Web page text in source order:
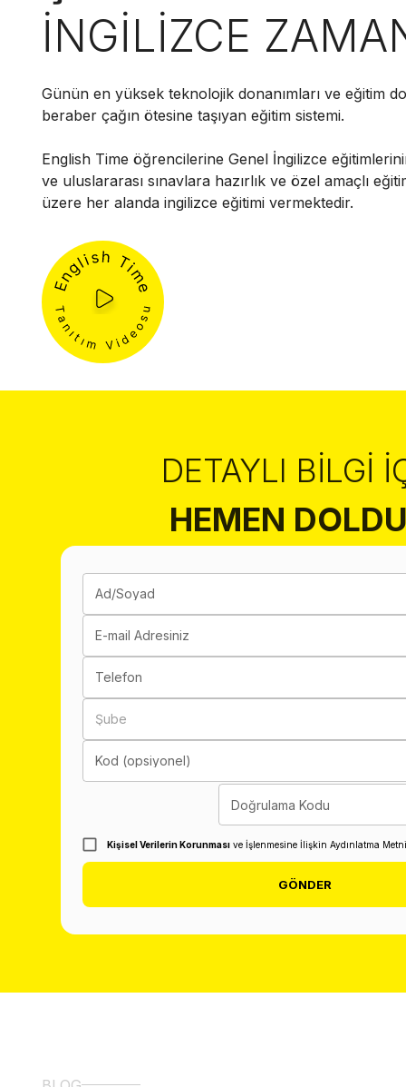
İNGİLİZCE
Günün en yüksek teknolojik donanımları ve eğitim
beraber çağın ötesine taşıyan eğitim sistemi.
English Time öğrencilerine Genel İngilizce
ve uluslararası sınavlara hazırlık ve özel amaçlı
üzere her alanda ingilizce eğitimi vermektedir.
DETAYLI BILGI
HEMEN
Ad/Soyad
E-mail Adresiniz
Telefon
Şube
Kod (opsiyonel)
Doğrulama Kodu
Kişisel Verilerin Korunması ve İşlenmesine İlişkin Aydınlatma
GÖNDER